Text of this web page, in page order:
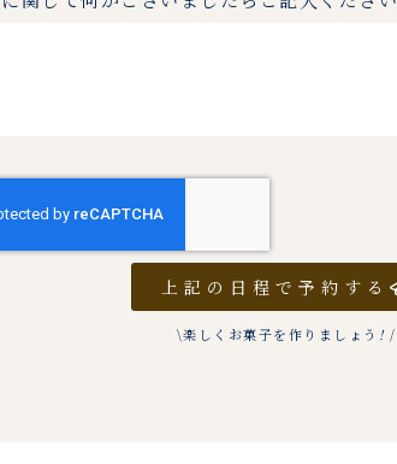
上記の日程で予約する
\楽しくお菓子を作りましょう !/